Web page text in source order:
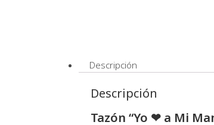
Descripción
Descripción
Tazón “Yo ❤ a Mi